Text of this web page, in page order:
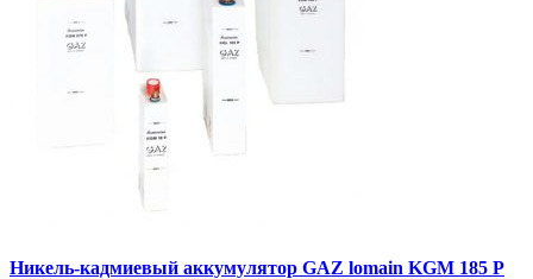
Никель-кадмиевый аккумулятор GAZ lomain KGM 185 P